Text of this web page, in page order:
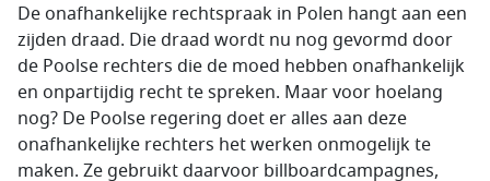
De onafhankelijke rechtspraak in Polen hangt aan een
zijden draad. Die draad wordt nu nog gevormd door
de Poolse rechters die de moed hebben onafhankelijk
en onpartijdig recht te spreken. Maar voor hoelang
nog? De Poolse regering doet er alles aan deze
onafhankelijke rechters het werken onmogelijk te
maken. Ze gebruikt daarvoor billboardcampagnes,